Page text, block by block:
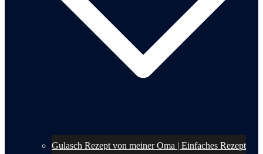
Gulasch Rezept von meiner Oma | Einfaches Rezept